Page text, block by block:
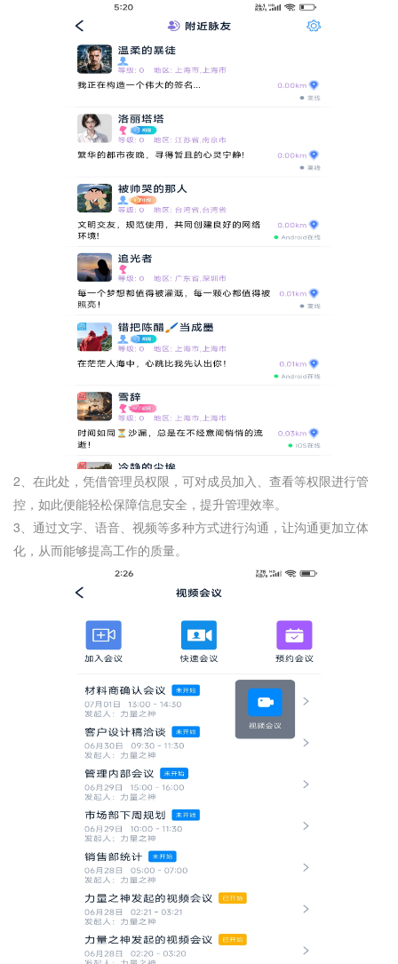
2、在此处，凭借管理员权限，可对成员加入、查看等权限进行管
控，如此便能轻松保障信息安全，提升管理效率。
3、通过文字、语音、视频等多种方式进行沟通，让沟通更加立体
化，从而能够提高工作的质量。